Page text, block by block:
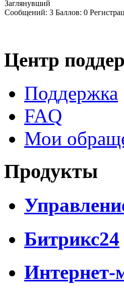
Заглянувший
Сообщений: 3 Баллов: 0
Центр
Поддержка
FAQ
Мои
Продукты
Битрикс24
Интернет-